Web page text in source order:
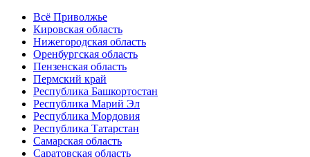
Всё Приволжье
Кировская область
Нижегородская область
Оренбургская область
Пензенская область
Пермский край
Республика Башкортостан
Республика Марий Эл
Республика Мордовия
Республика Татарстан
Самарская область
Саратовская область